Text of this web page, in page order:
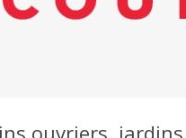
ouvriers,